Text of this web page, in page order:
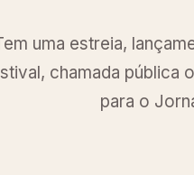
uma estreia,
chamada pública
para o